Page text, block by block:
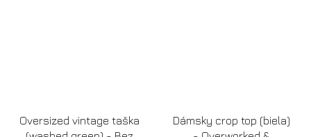
Oversized vintage taška
Dámsky crop top (biela)